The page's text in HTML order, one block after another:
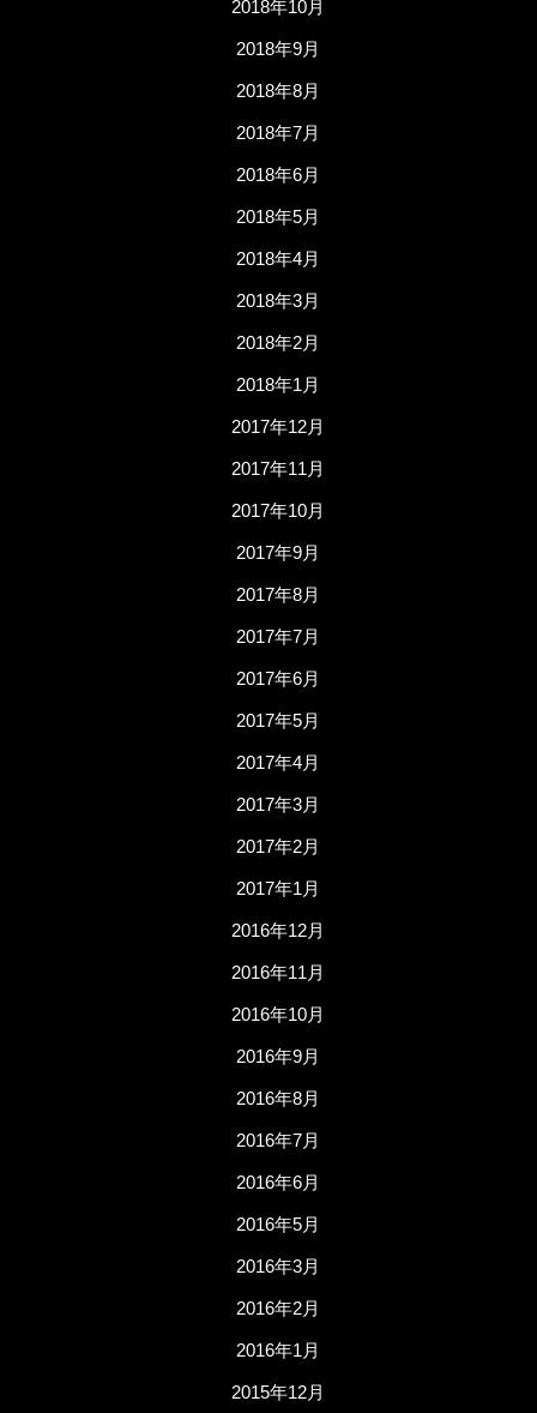
2018年10月
2018年9月
2018年8月
2018年7月
2018年6月
2018年5月
2018年4月
2018年3月
2018年2月
2018年1月
2017年12月
2017年11月
2017年10月
2017年9月
2017年8月
2017年7月
2017年6月
2017年5月
2017年4月
2017年3月
2017年2月
2017年1月
2016年12月
2016年11月
2016年10月
2016年9月
2016年8月
2016年7月
2016年6月
2016年5月
2016年3月
2016年2月
2016年1月
2015年12月